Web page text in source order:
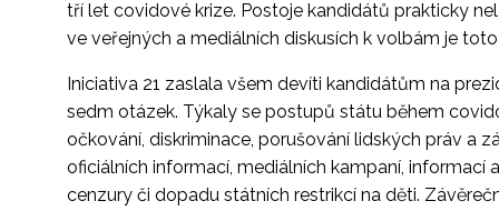
tří let covidové krize. Postoje kandidátů prakticky
ve veřejných a mediálních diskusích k volbám je
Iniciativa 21 zaslala všem devíti kandidátům na
sedm otázek. Týkaly se postupů státu během
očkování, diskriminace, porušování lidských práv a
oficiálních informací, mediálních kampaní, informací
cenzury či dopadu státních restrikcí na děti.